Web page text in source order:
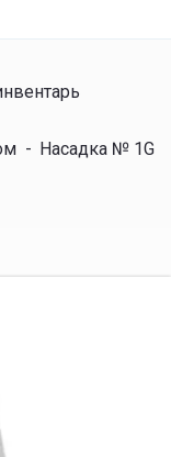
- Насадка № 1G